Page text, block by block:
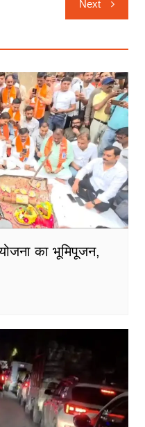
Next
का भूमिपूजन,